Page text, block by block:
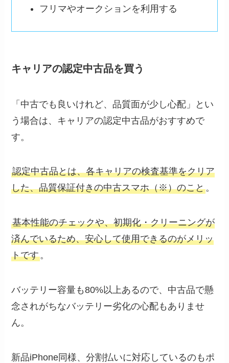
フリマやオークションを利用する
キャリアの認定中古品を買う
「中古でも良いけれど、品質面が少し心配」とい
う場合は、キャリアの認定中古品がおすすめで
す。
認定中古品とは、各キャリアの検査基準をクリア
した、品質保証付きの中古スマホ（※）のこと。
基本性能のチェックや、初期化・クリーニングが
済んでいるため、安心して使用できるのがメリッ
トです。
バッテリー容量も80%以上あるので、中古品で懸
念されがちなバッテリー劣化の心配もありませ
ん。
新品iPhone同様、分割払いに対応しているのもポ